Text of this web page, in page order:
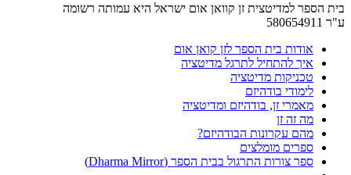
בית הספר למדיטצית זן קוואן אום ישראל היא עמותה רשומה
ע"ר 580654911
אודות בית הספר לזן קואן אום
איך להתחיל לתרגל מדיטציה
טכניקות מדיטציה
לימודי בודהיזם
מאמרי זן, בודהיזם ומדיטציה
מה זה זן
מהם עקרונות הבודהיזם?
ספרים מומלצים
ספר צורות התרגול בבית הספר (Dharma Mirror)